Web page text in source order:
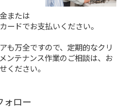
または
ードでお支払いください。
も万全ですので、定期的なクリ
ンテナンス作業のご相談は、お
ください。
ォロー